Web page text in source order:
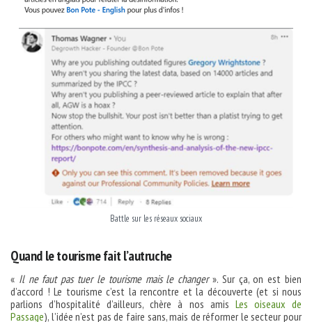
Battle sur les réseaux sociaux
Quand le tourisme fait l’autruche
« Il ne faut pas tuer le tourisme mais le changer ». Sur ça, on est bien
d’accord ! Le tourisme c’est la rencontre et la découverte (et si nous
parlions d’hospitalité d’ailleurs, chère à nos amis Les oiseaux de
Passage), l’idée n’est pas de faire sans, mais de réformer le secteur pour